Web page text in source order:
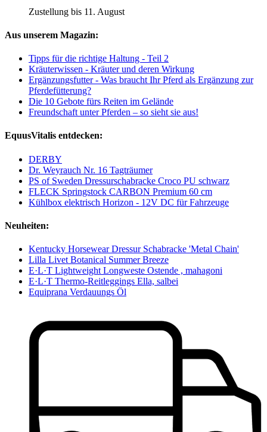
Zustellung bis 11. August
Aus unserem Magazin:
Tipps für die richtige Haltung - Teil 2
Kräuterwissen - Kräuter und deren Wirkung
Ergänzungsfutter - Was braucht Ihr Pferd als Ergänzung zur
Pferdefütterung?
Die 10 Gebote fürs Reiten im Gelände
Freundschaft unter Pferden – so sieht sie aus!
EquusVitalis entdecken:
DERBY
Dr. Weyrauch Nr. 16 Tagträumer
PS of Sweden Dressurschabracke Croco PU schwarz
FLECK Springstock CARBON Premium 60 cm
Kühlbox elektrisch Horizon - 12V DC für Fahrzeuge
Neuheiten:
Kentucky Horsewear Dressur Schabracke 'Metal Chain'
Lilla Livet Botanical Summer Breeze
E·L·T Lightweight Longweste Ostende , mahagoni
E·L·T Thermo-Reitleggings Ella, salbei
Equiprana Verdauungs Öl